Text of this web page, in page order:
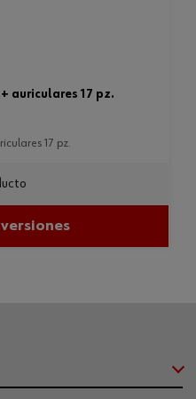
auriculares 17 pz.
17 pz.